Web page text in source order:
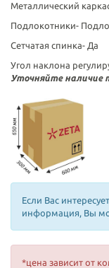
Металлический
Подлокотники-
Сетчатая спинка- Да
Угол наклона
Уточняйте наличие
Если Вас
информация, Вы
*цена зависит от